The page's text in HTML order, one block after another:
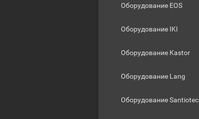
Оборудование EOS
Оборудование IKI
Оборудование Kastor
Оборудование Lang
Оборудование Santiotec